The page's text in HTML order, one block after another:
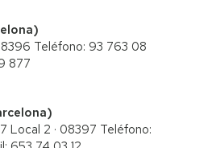
Teléfono: 93 763 08
877
Local 2 · 08397 Teléfono: